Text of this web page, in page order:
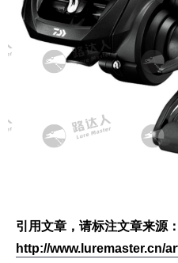
引用文章，请标注文章来源
http://www.luremaster.cn/